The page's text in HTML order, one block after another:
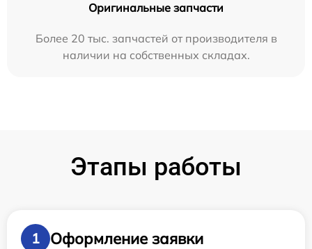
Оригинальные запчасти
Более 20 тыс. запчастей от производителя в
наличии на собственных складах.
Этапы работы
1
Оформление заявки